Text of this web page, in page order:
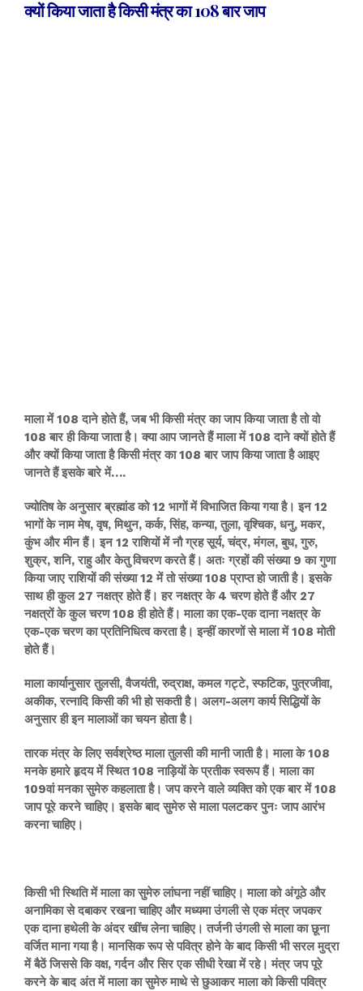
क्यों किया जाता है किसी मंत्र का 108 बार जाप
माला में 108 दाने होते हैं, जब भी किसी मंत्र का जाप किया जाता है तो वो
108 बार ही किया जाता है। क्या आप जानते हैं माला में 108 दाने क्यों होते हैं
और क्यों किया जाता है किसी मंत्र का 108 बार जाप किया जाता है आइए
जानते हैं इसके बारे में….
ज्योतिष के अनुसार ब्रह्मांड को 12 भागों में विभाजित किया गया है। इन 12
भागों के नाम मेष, वृष, मिथुन, कर्क, सिंह, कन्या, तुला, वृश्चिक, धनु, मकर,
कुंभ और मीन हैं। इन 12 राशियों में नौ ग्रह सूर्य, चंद्र, मंगल, बुध, गुरु,
शुक्र, शनि, राहु और केतु विचरण करते हैं। अतः ग्रहों की संख्या 9 का गुणा
किया जाए राशियों की संख्या 12 में तो संख्या 108 प्राप्त हो जाती है। इसके
साथ ही कुल 27 नक्षत्र होते हैं। हर नक्षत्र के 4 चरण होते हैं और 27
नक्षत्रों के कुल चरण 108 ही होते हैं। माला का एक-एक दाना नक्षत्र के
एक-एक चरण का प्रतिनिधित्व करता है। इन्हीं कारणों से माला में 108 मोती
होते हैं।
माला कार्यानुसार तुलसी, वैजयंती, रुद्राक्ष, कमल गट्टे, स्फटिक, पुत्रजीवा,
अकीक, रत्नादि किसी की भी हो सकती है। अलग-अलग कार्य सिद्धियों के
अनुसार ही इन मालाओं का चयन होता है।
तारक मंत्र के लिए सर्वश्रेष्ठ माला तुलसी की मानी जाती है। माला के 108
मनके हमारे हृदय में स्थित 108 नाड़ियों के प्रतीक स्वरूप हैं। माला का
109वां मनका सुमेरु कहलाता है। जप करने वाले व्यक्ति को एक बार में 108
जाप पूरे करने चाहिए। इसके बाद सुमेरु से माला पलटकर पुनः जाप आरंभ
करना चाहिए।
किसी भी स्थिति में माला का सुमेरु लांघना नहीं चाहिए। माला को अंगूठे और
अनामिका से दबाकर रखना चाहिए और मध्यमा उंगली से एक मंत्र जपकर
एक दाना हथेली के अंदर खींच लेना चाहिए। तर्जनी उंगली से माला का छूना
वर्जित माना गया है। मानसिक रूप से पवित्र होने के बाद किसी भी सरल मुद्रा
में बैठें जिससे कि वक्ष, गर्दन और सिर एक सीधी रेखा में रहे। मंत्र जप पूरे
करने के बाद अंत में माला का सुमेरु माथे से छुआकर माला को किसी पवित्र